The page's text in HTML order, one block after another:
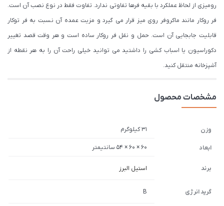
رومیزی از لحاظ عملکرد با بقیه فرها تفاوتی ندارد. تفاوت فقط در نوع نصب آن است.
فر روکار مانند ماکروفر روی میز قرار می گیرد و مزیت عمده آن نسبت به فر توکار
قابلیت جابجایی آن است. حمل و نقل فر روکار ساده است و هر وقت قصد تغییر
دکوراسیون یا اسباب کشی را داشتید می توانید خیلی راحت آن را به هر نقطه از
آشپزخانه منتقل کنید.
مشخصات محصول
وزن 31 کیلوگرم
ابعاد 60 × 60 × 54 سانتیمتر
برند استیل البرز
گرید انرژی B